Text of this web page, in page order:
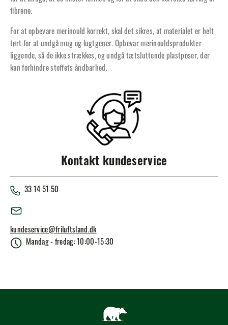
fibrene.
For at opbevare merinould korrekt, skal det sikres, at materialet er helt
tørt for at undgå mug og lugtgener. Opbevar merinouldsprodukter
liggende, så de ikke strækkes, og undgå tætsluttende plastposer, der
kan forhindre stoffets åndbarhed.
Kontakt kundeservice
33 14 51 50
kundeservice@friluftsland.dk
Mandag - fredag: 10:00-15:30